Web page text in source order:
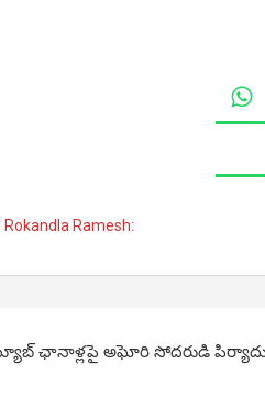
Rokandla Ramesh:
ఛానాళ్లపై అఘోరి సోదరుడి